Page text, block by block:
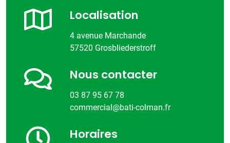
Localisation
4 avenue Marchande
57520 Grosbliederstroff
Nous contacter
03 87 95 67 78
commercial@bati-colman.fr
Horaires